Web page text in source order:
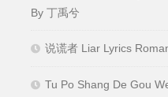
By 丁禹兮
说谎者 Liar Lyrics
Tu Po Shang De Gou